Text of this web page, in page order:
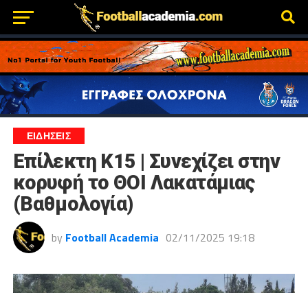
ΕΙΔΗΣΕΙΣ
Επίλεκτη Κ15 | Συνεχίζει στην
κορυφή το ΘΟΙ Λακατάμιας
(Βαθμολογία)
by Football Academia 02/11/2025 19:18